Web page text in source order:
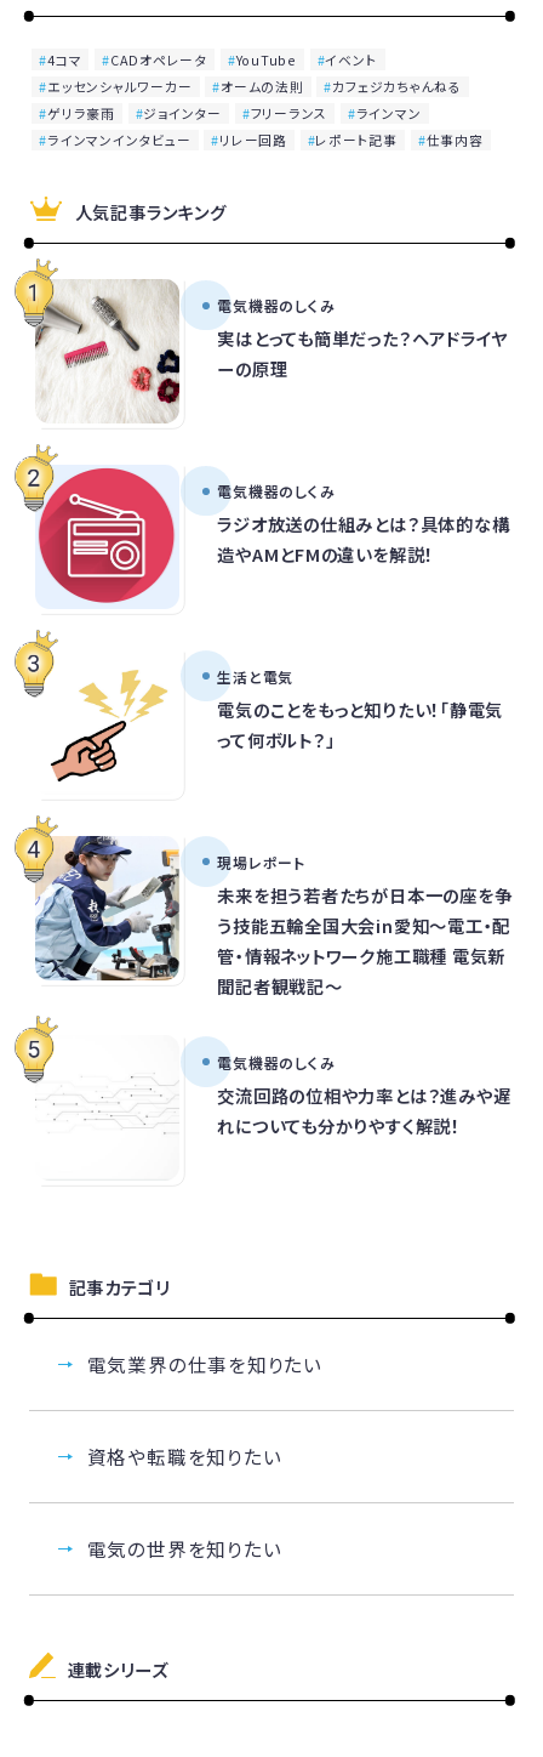
4コマ CADオペレータ YouTube
イベント
エッセンシャルワーカー
オームの法則
カフェジカちゃんねる
ゲリラ豪雨
ジョインター フリーランス
ラインマン
ラインマンインタビュー
リレー回路 レポート記事 仕事内容
人気記事ランキング
電気機器のしくみ
実はとっても簡単だった？ヘアドライヤ
ーの原理
電気機器のしくみ
ラジオ放送の仕組みとは？具体的な構
造やAMとFMの違いを解説！
生活と電気
電気のことをもっと知りたい！「静電気
って何ボルト？」
現場レポート
未来を担う若者たちが日本一の座を争
う技能五輪全国大会in愛知～電工・配
管・情報ネットワーク施工職種 電気新
聞記者観戦記～
電気機器のしくみ
交流回路の位相や力率とは？進みや遅
れについても分かりやすく解説！
記事カテゴリ
電気業界の仕事を知りたい
資格や転職を知りたい
電気の世界を知りたい
連載シリーズ